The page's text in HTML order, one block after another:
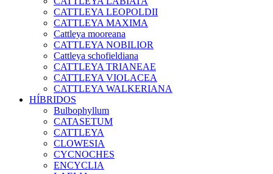
CATTLEYA LEOPOLDII
CATTLEYA MAXIMA
Cattleya mooreana
CATTLEYA NOBILIOR
Cattleya schofieldiana
CATTLEYA TRIANEAE
CATTLEYA VIOLACEA
CATTLEYA WALKERIANA
HÍBRIDOS
Bulbophyllum
CATASETUM
CATTLEYA
CLOWESIA
CYCNOCHES
ENCYCLIA